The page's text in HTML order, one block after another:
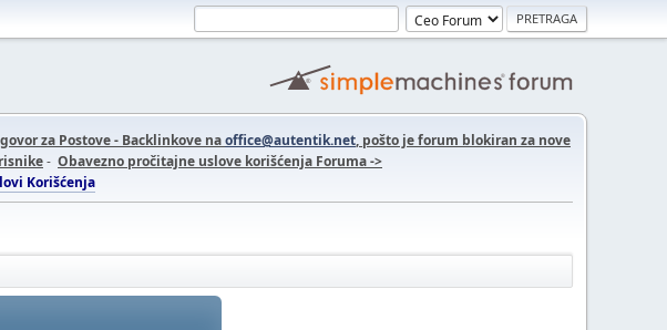
za Postove - Backlinkove naoffice@autentik.net, pošto je forum blokiran za nove
- Obavezno pročitajne uslove korišćenja Foruma ->
Korišćenja